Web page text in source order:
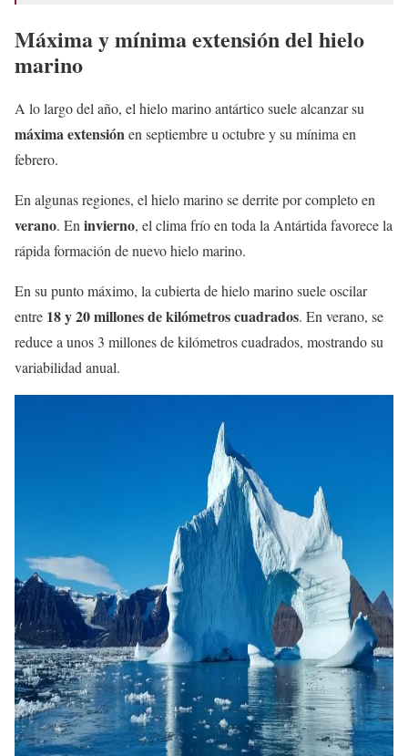
Máxima y mínima extensión del hielo
marino
A lo largo del año, el hielo marino antártico suele alcanzar su
máxima extensiónen septiembre u octubre y su mínima en
febrero.
En algunas regiones, el hielo marino se derrite por completo en
verano. En invierno, el clima frío en toda la Antártida favorece la
rápida formación de nuevo hielo marino.
En su punto máximo, la cubierta de hielo marino suele oscilar
entre 18 y 20 millones de kilómetros cuadrados. En verano, se
reduce a unos 3 millones de kilómetros cuadrados, mostrando su
variabilidad anual.